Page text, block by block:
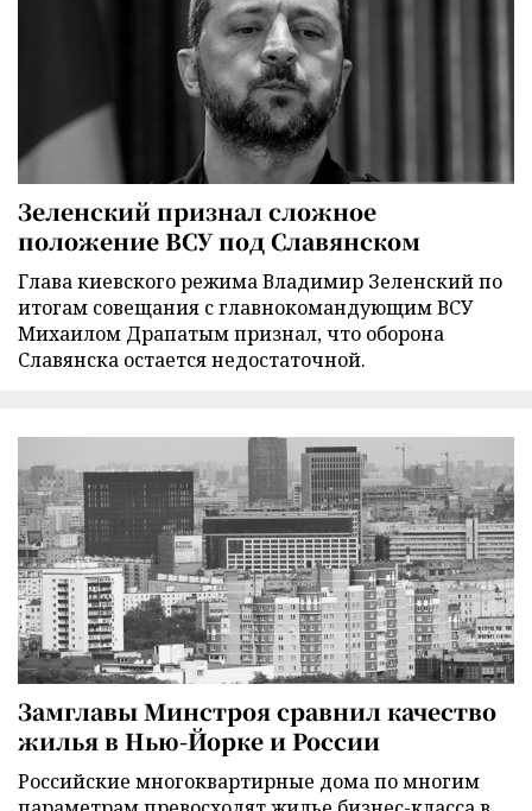
Зеленский признал сложное
положение ВСУ под Славянском
Глава киевского режима Владимир Зеленский по
итогам совещания с главнокомандующим ВСУ
Михаилом Драпатым признал, что оборона
Славянска остается недостаточной.
Замглавы Минстроя сравнил качество
жилья в Нью-Йорке и России
Российские многоквартирные дома по многим